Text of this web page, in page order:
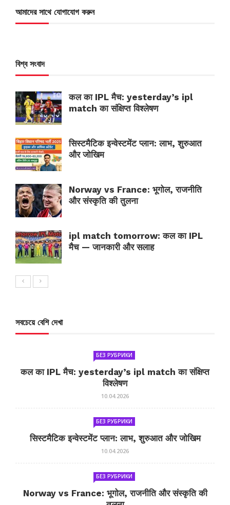
আমাদের সাথে যোগাযোগ করুন
বিশ্ব সংবাদ
कल का IPL मैच: yesterday’s ipl
match का संक्षिप्त विश्लेषण
सिस्टमैटिक इन्वेस्टमेंट प्लान: लाभ, शुरुआत
और जोखिम
Norway vs France: भूगोल, राजनीति
और संस्कृति की तुलना
ipl match tomorrow: कल का IPL
मैच — जानकारी और सलाह
সবচেয়ে বেশি দেখা
БЕЗ РУБРИКИ
कल का IPL मैच: yesterday’s ipl match का संक्षिप्त
विश्लेषण
10.04.2026
БЕЗ РУБРИКИ
सिस्टमैटिक इन्वेस्टमेंट प्लान: लाभ, शुरुआत और जोखिम
10.04.2026
БЕЗ РУБРИКИ
Norway vs France: भूगोल, राजनीति और संस्कृति की